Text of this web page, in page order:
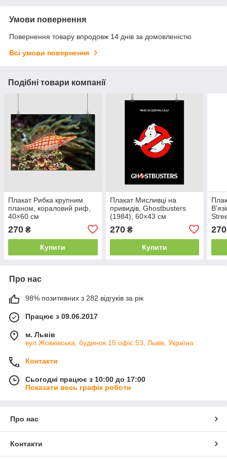
Умови повернення
Повернення товару впродовж 14 днів за домовленістю
Всі умови повернення
Подібні товари компанії
Плакат Рибка крупним
планом, кораловий риф,
40×60 см
270 ₴
Купити
Плакат Мисливці на
привидів, Ghostbusters
(1984), 60×43 см
270₴
Купити
270
Про нас
98% позитивних з 282 відгуків за рік
Працює з 09.06.2017
м. Львів
вул.Жовківська, будинок 15 офіс 53, Львів, Україна
Контакти
Сьогодні працює з 10:00 до 17:00
Показати весь графік роботи
Про нас
Контакти